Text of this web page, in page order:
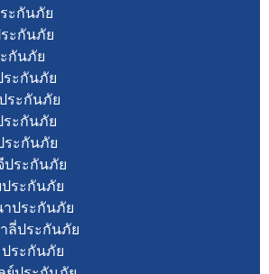
ะกันภัย
ะกันภัย
กันภัย
ระกันภัย
ระกันภัย
ะกันภัย
ะกันภัย
ประกันภัย
ระกันภัย
ประกันภัย
ลี่ประกันภัย
ระกันภัย